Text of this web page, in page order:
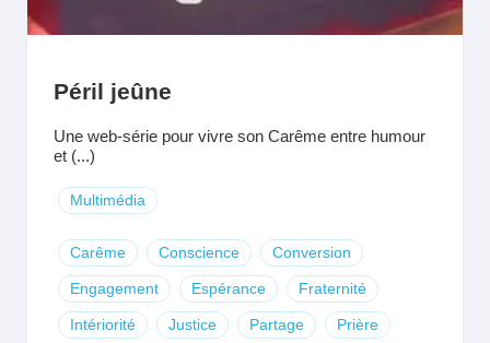
Péril jeûne
Une web-série pour vivre son Carême entre humour
et (...)
Multimédia
Carême Conscience Conversion
Engagement Espérance Fraternité
Intériorité Justice Partage Prière